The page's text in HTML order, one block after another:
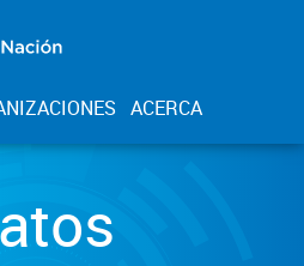
ACERCA